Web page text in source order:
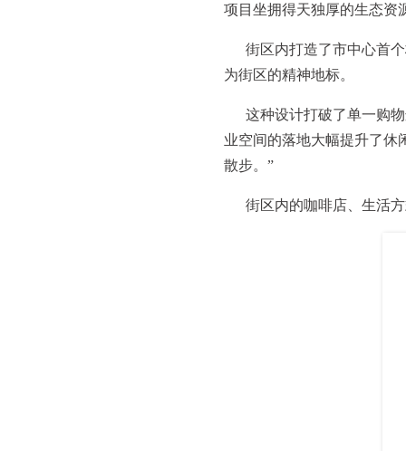
项目坐拥得天独厚的生态资
街区内打造了市中心首
为街区的精神地标。
这种设计打破了单一购
业空间的落地大幅提升了休
散步。”
街区内的咖啡店、生活